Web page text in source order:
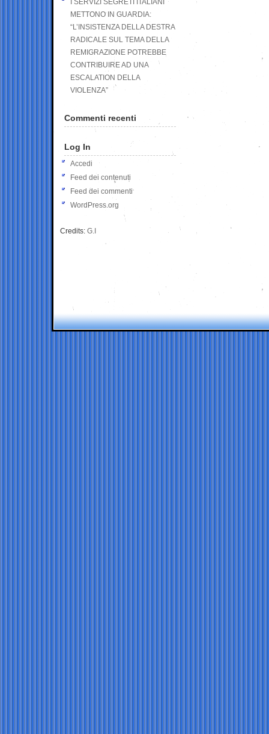
I SERVIZI SEGRETI ITALIANI
METTONO IN GUARDIA:
“L’INSISTENZA DELLA DESTRA
RADICALE SUL TEMA DELLA
REMIGRAZIONE POTREBBE
CONTRIBUIRE AD UNA
ESCALATION DELLA
VIOLENZA”
Commenti recenti
Log In
Accedi
Feed dei contenuti
Feed dei commenti
WordPress.org
Credits: G.I